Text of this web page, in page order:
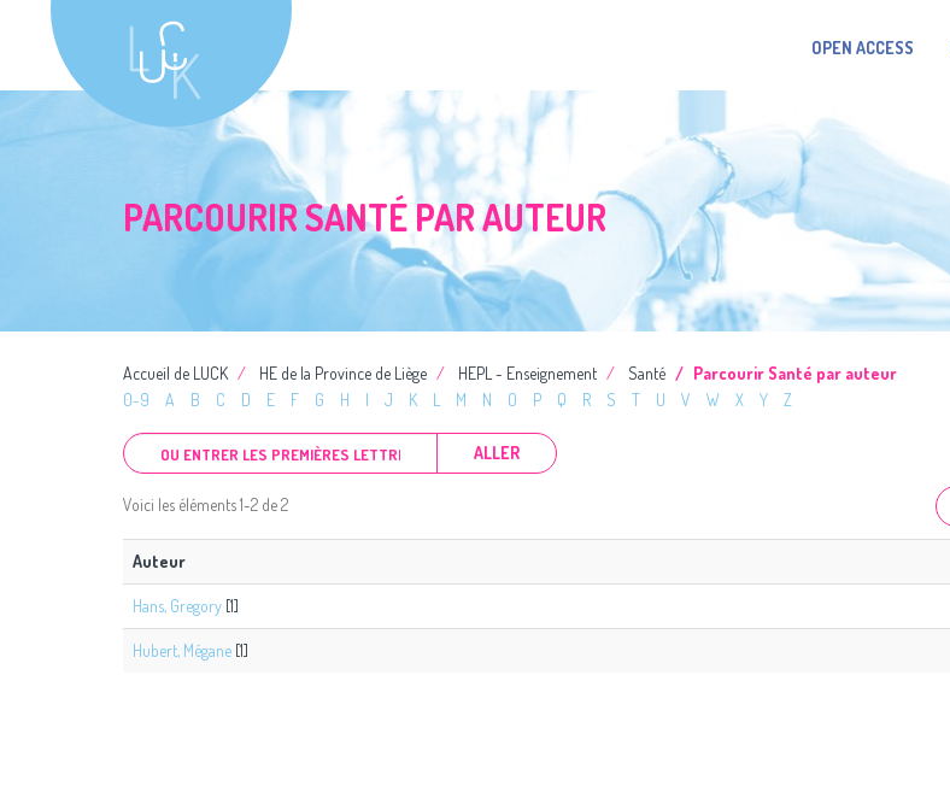
OPEN ACCESS
PARCOURIR SANTÉ PAR AUTEUR
Accueil de LUCK HE de la Province de Liège HEPL - Enseignement Santé
Parcourir Santé par auteur
0-9
A B C D E F G H I J K L M N O P Q R S T U V W X Y Z
ALLER
Voici les éléments 1-2 de 2
Auteur
Hans, Gregory [1]
Hubert, Mégane [1]